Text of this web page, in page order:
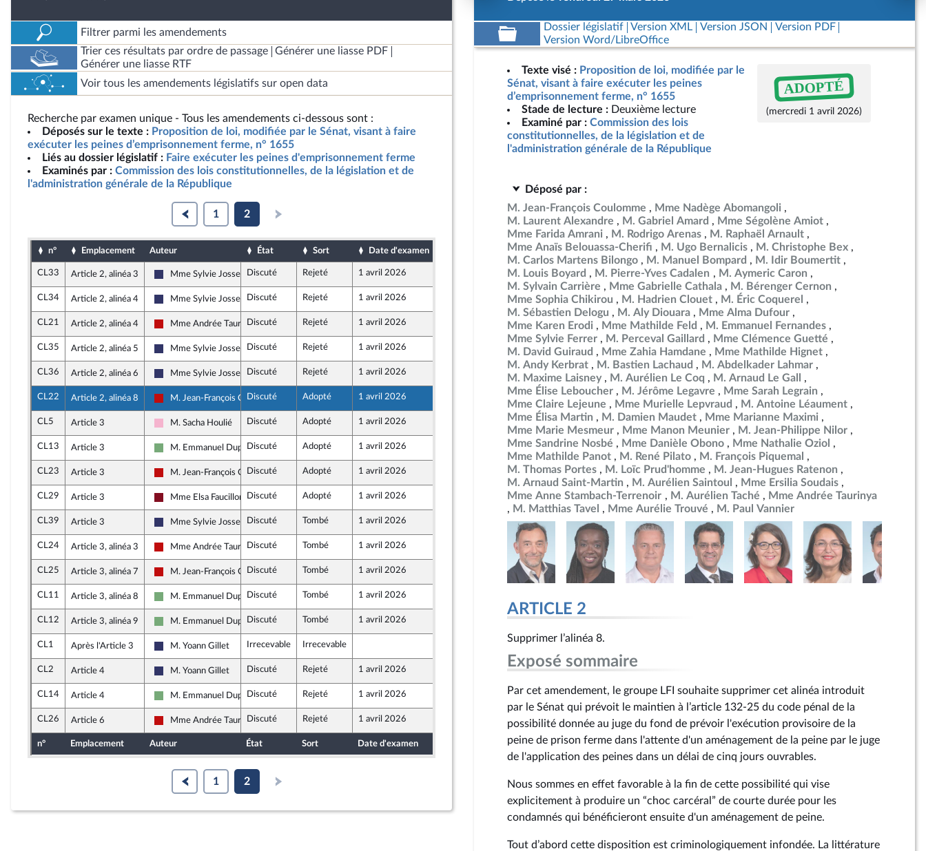
Filtrer parmi les amendements
Trier ces résultats par ordre de passage
Générer une liasse PDF
Générer une liasse RTF
Voir tous les amendements législatifs sur open data
Recherche par examen unique - Tous les amendements ci-dessous sont :
Déposés sur le texte : Proposition de loi, modifiée par le Sénat, visant à faire
exécuter les peines d’emprisonnement ferme, n° 1655
Liés au dossier législatif : Faire exécuter les peines d'emprisonnement ferme
Examinés par : Commission des lois constitutionnelles, de la législation et de
l'administration générale de la République
1 2
n° Emplacement Auteur État Sort Date d'examen
CL33 Article 2, alinéa 3
Rassemblement National
Mme Sylvie JosserandDiscuté Rejeté 1 avril 2026
CL34 Article 2, alinéa 4
Rassemblement National
Mme Sylvie JosserandDiscuté Rejeté 1 avril 2026
CL21 Article 2, alinéa 4
La France insoumise - Nouveau Front Populaire
Mme Andrée TaurinyaDiscuté Rejeté 1 avril 2026
CL35 Article 2, alinéa 5
Rassemblement National
Mme Sylvie JosserandDiscuté Rejeté 1 avril 2026
CL36 Article 2, alinéa 6
Rassemblement National
Mme Sylvie JosserandDiscuté Rejeté 1 avril 2026
CL22 Article 2, alinéa 8
La France insoumise - Nouveau Front Populaire
M. Jean-François Coulomme
Discuté Adopté 1 avril 2026
CL5 Article 3
Socialistes et apparentés
M. Sacha Houlié Discuté Adopté 1 avril 2026
CL13 Article 3
Écologiste et Social
M. Emmanuel DuplessyDiscuté Adopté 1 avril 2026
CL23 Article 3
La France insoumise - Nouveau Front Populaire
M. Jean-François Coulomme
Discuté Adopté 1 avril 2026
CL29 Article 3
Gauche Démocrate et Républicaine
Mme Elsa Faucillon Discuté Adopté 1 avril 2026
CL39 Article 3
Rassemblement National
Mme Sylvie JosserandDiscuté Tombé 1 avril 2026
CL24 Article 3, alinéa 3
La France insoumise - Nouveau Front Populaire
Mme Andrée TaurinyaDiscuté Tombé 1 avril 2026
CL25 Article 3, alinéa 7
La France insoumise - Nouveau Front Populaire
M. Jean-François Coulomme
Discuté Tombé 1 avril 2026
CL11 Article 3, alinéa 8
Écologiste et Social
M. Emmanuel DuplessyDiscuté Tombé 1 avril 2026
CL12 Article 3, alinéa 9
Écologiste et Social
M. Emmanuel DuplessyDiscuté Tombé 1 avril 2026
CL1 Après l'Article 3
Rassemblement National
M. Yoann Gillet Irrecevable Irrecevable
CL2 Article 4
Rassemblement National
M. Yoann Gillet Discuté Rejeté 1 avril 2026
CL14 Article 4
Écologiste et Social
M. Emmanuel DuplessyDiscuté Rejeté 1 avril 2026
CL26 Article 6
La France insoumise - Nouveau Front Populaire
Mme Andrée TaurinyaDiscuté Rejeté 1 avril 2026
n° Emplacement Auteur État Sort Date d'examen
1 2
Dossier législatif Version XML Version JSON
Version PDF
Version Word/LibreOffice
Texte visé : Proposition de loi, modifiée par le
Sénat, visant à faire exécuter les peines
d’emprisonnement ferme, n° 1655
Stade de lecture : Deuxième lecture
Examiné par : Commission des lois
constitutionnelles, de la législation et de
l'administration générale de la République
ADOPTÉ
(mercredi 1 avril 2026)
Déposé par :
M. Jean-François Coulomme
Mme Nadège Abomangoli
M. Laurent Alexandre
M. Gabriel Amard
Mme Ségolène Amiot
Mme Farida Amrani
M. Rodrigo Arenas
M. Raphaël Arnault
Mme Anaïs Belouassa-Cherifi
M. Ugo Bernalicis
M. Christophe Bex
M. Carlos Martens Bilongo
M. Manuel Bompard
M. Idir Boumertit
M. Louis Boyard
M. Pierre-Yves Cadalen
M. Aymeric Caron
M. Sylvain Carrière
Mme Gabrielle Cathala
M. Bérenger Cernon
Mme Sophia Chikirou
M. Hadrien Clouet
M. Éric Coquerel
M. Sébastien Delogu
M. Aly Diouara
Mme Alma Dufour
Mme Karen Erodi
Mme Mathilde Feld
M. Emmanuel Fernandes
Mme Sylvie Ferrer
M. Perceval Gaillard
Mme Clémence Guetté
M. David Guiraud
Mme Zahia Hamdane
Mme Mathilde Hignet
M. Andy Kerbrat
M. Bastien Lachaud
M. Abdelkader Lahmar
M. Maxime Laisney
M. Aurélien Le Coq
M. Arnaud Le Gall
Mme Élise Leboucher
M. Jérôme Legavre
Mme Sarah Legrain
Mme Claire Lejeune
Mme Murielle Lepvraud
M. Antoine Léaument
Mme Élisa Martin
M. Damien Maudet
Mme Marianne Maximi
Mme Marie Mesmeur
Mme Manon Meunier
M. Jean-Philippe Nilor
Mme Sandrine Nosbé
Mme Danièle Obono
Mme Nathalie Oziol
Mme Mathilde Panot
M. René Pilato
M. François Piquemal
M. Thomas Portes
M. Loïc Prud'homme
M. Jean-Hugues Ratenon
M. Arnaud Saint-Martin
M. Aurélien Saintoul
Mme Ersilia Soudais
Mme Anne Stambach-Terrenoir
M. Aurélien Taché
Mme Andrée Taurinya
M. Matthias Tavel
Mme Aurélie Trouvé M. Paul Vannier
ARTICLE 2
Supprimer l’alinéa 8.
Exposé sommaire
Par cet amendement, le groupe LFI souhaite supprimer cet alinéa introduit
par le Sénat qui prévoit le maintien à l’article 132-25 du code pénal de la
possibilité donnée au juge du fond de prévoir l'exécution provisoire de la
peine de prison ferme dans l'attente d'un aménagement de la peine par le juge
de l'application des peines dans un délai de cinq jours ouvrables.
Nous sommes en effet favorable à la fin de cette possibilité qui vise
explicitement à produire un “choc carcéral” de courte durée pour les
condamnés qui bénéficieront ensuite d'un aménagement de peine.
Tout d’abord cette disposition est criminologiquement infondée. La littérature